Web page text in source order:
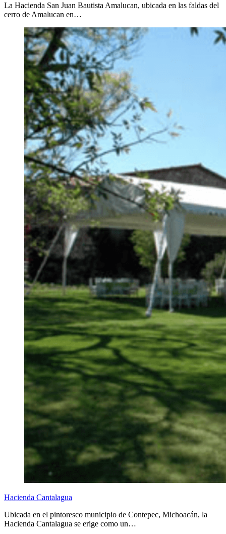
La Hacienda San Juan Bautista Amalucan, ubicada en las faldas del
cerro de Amalucan en…
Hacienda Cantalagua
Ubicada en el pintoresco municipio de Contepec, Michoacán, la
Hacienda Cantalagua se erige como un…